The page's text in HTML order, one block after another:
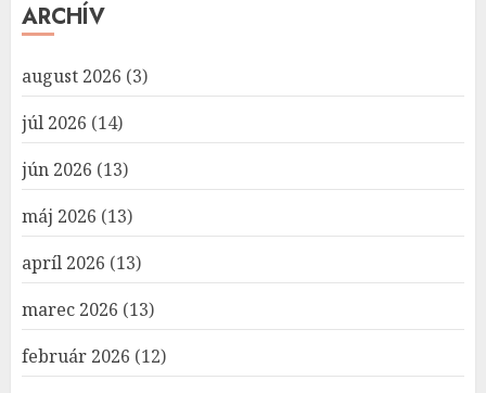
ARCHÍV
august 2026 (3)
júl 2026 (14)
jún 2026 (13)
máj 2026 (13)
apríl 2026 (13)
marec 2026 (13)
február 2026 (12)